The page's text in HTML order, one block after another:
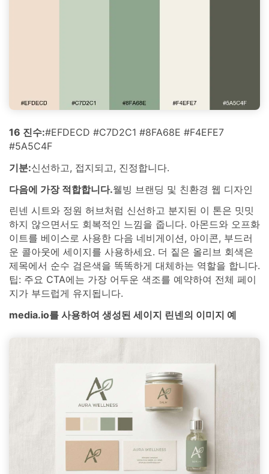
16 진수:#EFDECD #C7D2C1 #8FA68E #F4EFE7
#5A5C4F
기분:신선하고, 접지되고, 진정합니다.
다음에 가장 적합합니다.웰빙 브랜딩 및 친환경 웹 디자인
린넨 시트와 정원 허브처럼 신선하고 분지된 이 톤은 밋밋
하지 않으면서도 회복적인 느낌을 줍니다. 아몬드와 오프화
이트를 베이스로 사용한 다음 네비게이션, 아이콘, 부드러
운 콜아웃에 세이지를 사용하세요. 더 짙은 올리브 회색은
제목에서 순수 검은색을 똑똑하게 대체하는 역할을 합니다.
팁: 주요 CTA에는 가장 어두운 색조를 예약하여 전체 페이
지가 부드럽게 유지됩니다.
media.io를 사용하여 생성된 세이지 린넨의 이미지 예